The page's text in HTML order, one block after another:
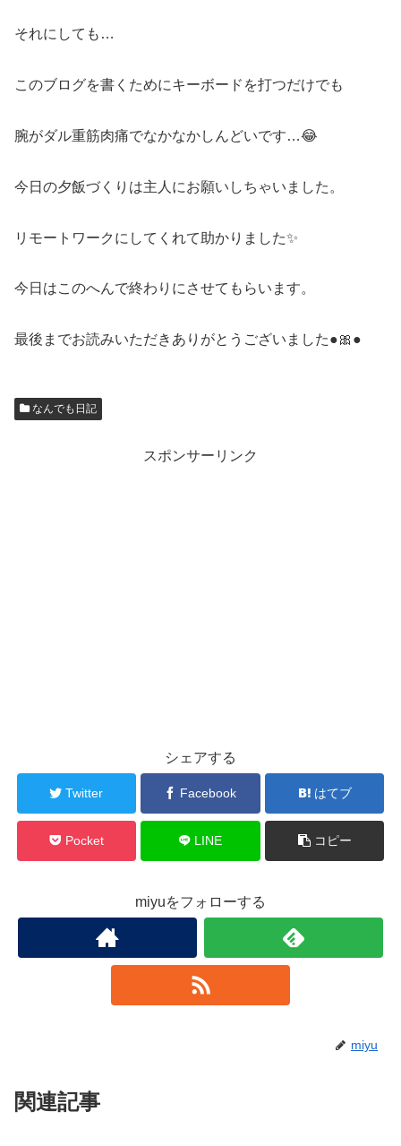
それにしても…
このブログを書くためにキーボードを打つだけでも
腕がダル重筋肉痛でなかなかしんどいです…😂
今日の夕飯づくりは主人にお願いしちゃいました。
リモートワークにしてくれて助かりました✨
今日はこのへんで終わりにさせてもらいます。
最後までお読みいただきありがとうございました●🎀●
なんでも日記
スポンサーリンク
シェアする
Twitter Facebook はてブ
Pocket LINE コピー
miyuをフォローする
miyu
関連記事